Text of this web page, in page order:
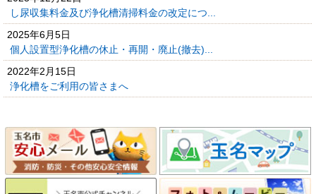
し尿収集料金及び浄化槽清掃料金の改定につ...
2025年6月5日
個人設置型浄化槽の休止・再開・廃止(撤去)...
2022年2月15日
浄化槽をご利用の皆さまへ